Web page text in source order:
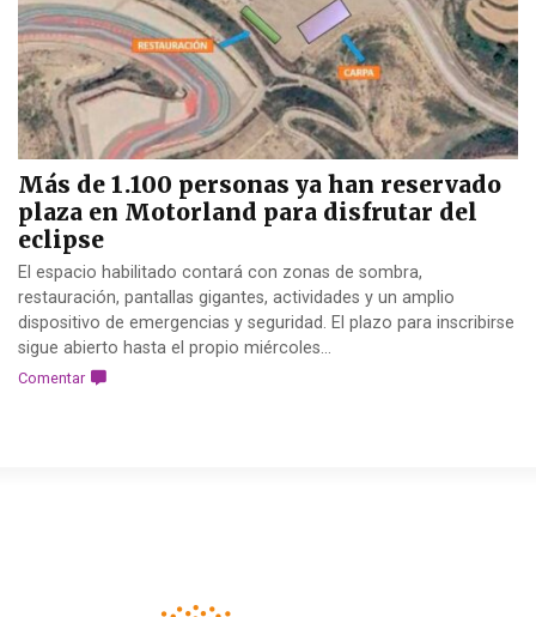
Más de 1.100 personas ya han reservado
plaza en Motorland para disfrutar del
eclipse
El espacio habilitado contará con zonas de sombra,
restauración, pantallas gigantes, actividades y un amplio
dispositivo de emergencias y seguridad. El plazo para inscribirse
sigue abierto hasta el propio miércoles...
Comentar